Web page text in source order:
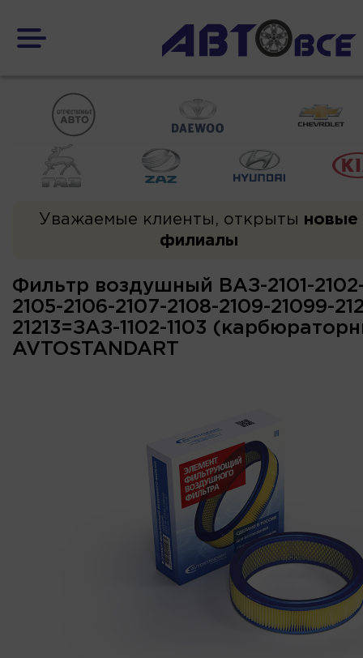
Уважаемые клиенты, открыты новые
филиалы
Фильтр воздушный ВАЗ-2101-
2105-2106-2107-2108-2109-21099-
21213=ЗАЗ-1102-1103
AVTOSTANDART